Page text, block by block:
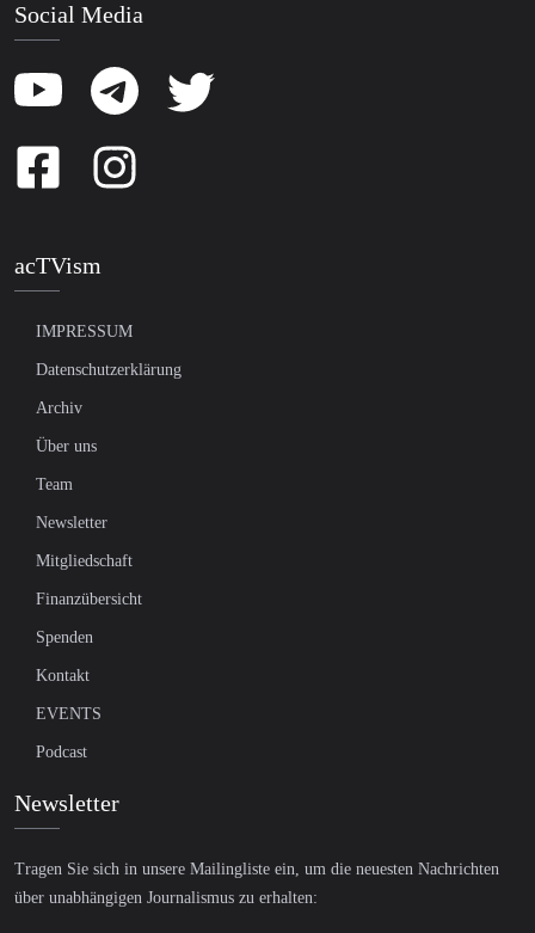
Social Media
acTVism
IMPRESSUM
Datenschutzerklärung
Archiv
Über uns
Team
Newsletter
Mitgliedschaft
Finanzübersicht
Spenden
Kontakt
EVENTS
Podcast
Newsletter
Tragen Sie sich in unsere Mailingliste ein, um die neuesten Nachrichten
über unabhängigen Journalismus zu erhalten: